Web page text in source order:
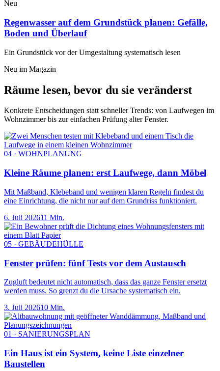
Neu
Regenwasser auf dem Grundstück planen: Gefälle,
Boden und Überlauf
Ein Grundstück vor der Umgestaltung systematisch lesen
Neu im Magazin
Räume lesen, bevor du sie veränderst
Konkrete Entscheidungen statt schneller Trends: von Laufwegen im
Wohnzimmer bis zur einfachen Prüfung alter Fenster.
04 · WOHNPLANUNG
Kleine Räume planen: erst Laufwege, dann Möbel
Mit Maßband, Klebeband und wenigen klaren Regeln findest du
eine Einrichtung, die nicht nur auf dem Grundriss funktioniert.
6. Juli 202611 Min.
05 · GEBÄUDEHÜLLE
Fenster prüfen: fünf Tests vor dem Austausch
Zugluft bedeutet nicht automatisch, dass das ganze Fenster ersetzt
werden muss. So grenzt du die Ursache systematisch ein.
3. Juli 202610 Min.
01 · SANIERUNGSPLAN
Ein Haus ist ein System, keine Liste einzelner
Baustellen